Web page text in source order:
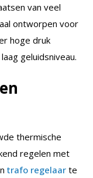
van veel
ontworpen voor
hoge druk
geluidsniveau.
thermische
regelen met
trafo regelaar te